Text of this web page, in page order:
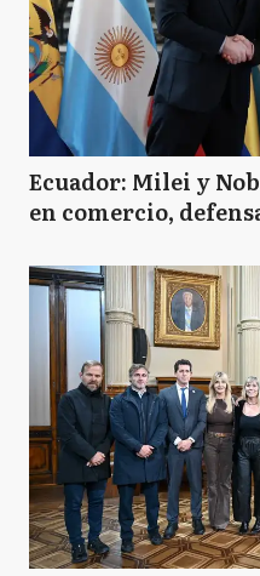
Ecuador: Milei y
en comercio,